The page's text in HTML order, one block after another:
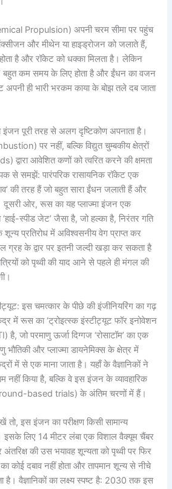
Propulsion) अपनी चरम सीमा पर पहुंच
और मीथेन या हाइड्रोजन को जलाते हैं,
है और रॉकेट को धक्का मिलता है। लेकिन
बहुत कम समय के लिए होता है और ईंधन का वजन
अपनी ही भारी भरकम काया के बोझ तले दब जाता
इंजन पूरी तरह से अलग दृष्टिकोण अपनाता है।
पर नहीं, बल्कि विद्युत चुम्बकीय क्षेत्रों
आवेशित कणों को त्वरित करने की क्षमता
से समझें: पारंपरिक रासायनिक रॉकेट एक
की तरह हैं जो बहुत सारा ईंधन जलाती हैं और
दूसरी ओर, रूस का यह प्लाज्मा इंजन एक
स्पीड जेट’ जैसा है, जो हल्का है, निरंतर गति
प्रतिरोध में अविश्वसनीय वेग प्राप्त कर
के द्वार पर इतनी जल्दी खड़ा कर सकता है
को पृथ्वी की याद आने से पहले ही मंगल की
इस चमत्कार के पीछे की इंजीनियरिंग का गढ़
में रूस का ‘ट्रोइत्स्क इंस्टीट्यूट फॉर इनोवेशन
है, जो परमाणु ऊर्जा दिग्गज ‘रोसाटॉम’ का एक
भौतिकी और प्लाज्मा डायनेमिक्स के क्षेत्र में
में से एक माना जाता है। यहाँ के वैज्ञानिकों ने
नहीं किया है, बल्कि वे इस इंजन के व्यावहारिक
based trials) के अंतिम चरणों में हैं।
इस इंजन का परीक्षण किसी सामान्य
इसके लिए 14 मीटर लंबा एक विशाल वैक्यूम चैंबर
की उस भयावह शून्यता को पृथ्वी पर फिर
कोई दबाव नहीं होता और तापमान शून्य से नीचे
है। वैज्ञानिकों का लक्ष्य स्पष्ट है: 2030 तक इस